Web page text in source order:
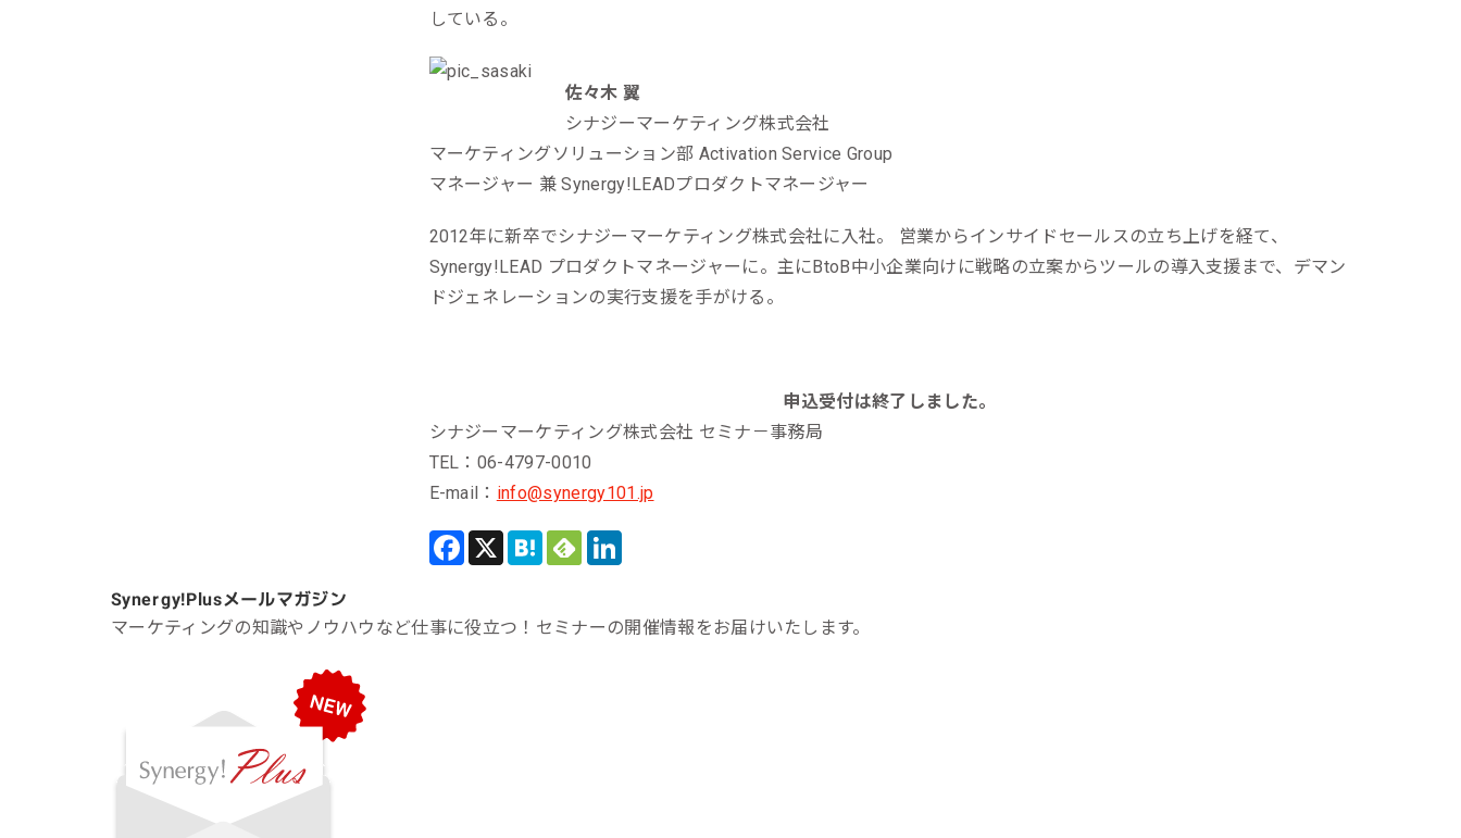
している。
佐々木 翼
シナジーマーケティング株式会社
マーケティングソリューション部 Activation Service Group
マネージャー 兼 Synergy!LEADプロダクトマネージャー
2012年に新卒でシナジーマーケティング株式会社に入社。 営業からインサイドセールスの立ち上げを経て、
Synergy!LEAD プロダクトマネージャーに。主にBtoB中小企業向けに戦略の立案からツールの導入支援まで、デマン
ドジェネレーションの実行支援を手がける。
申込受付は終了しました。
シナジーマーケティング株式会社 セミナ－事務局
TEL：06-4797-0010
E-mail： info@synergy101.jp
Synergy!Plusメールマガジン
マーケティングの知識やノウハウなど仕事に役立つ！セミナーの開催情報をお届けいたします。